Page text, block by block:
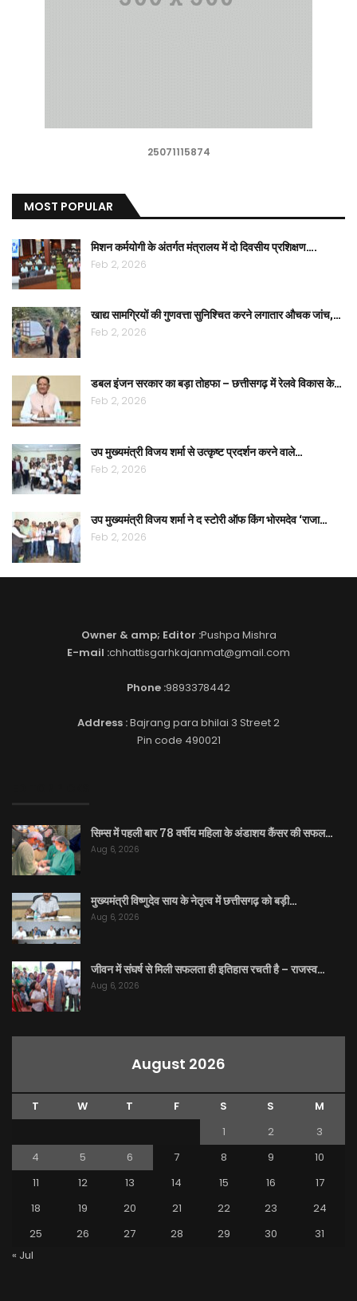
25071115874
MOST POPULAR
मिशन कर्मयोगी के अंतर्गत मंत्रालय में दो दिवसीय प्रशिक्षण….
Feb 2, 2026
खाद्य सामग्रियों की गुणवत्ता सुनिश्चित करने लगातार औचक जांच,…
Feb 2, 2026
डबल इंजन सरकार का बड़ा तोहफा – छत्तीसगढ़ में रेलवे विकास के…
Feb 2, 2026
उप मुख्यमंत्री विजय शर्मा से उत्कृष्ट प्रदर्शन करने वाले…
Feb 2, 2026
उप मुख्यमंत्री विजय शर्मा ने द स्टोरी ऑफ किंग भोरमदेव ‘राजा…
Feb 2, 2026
Owner & amp; Editor :Pushpa Mishra
E-mail :chhattisgarhkajanmat@gmail.com
Phone :9893378442
Address :Bajrang para bhilai 3 Street 2
Pin code 490021
सिम्स में पहली बार 78 वर्षीय महिला के अंडाशय कैंसर की सफल…
Aug 6, 2026
मुख्यमंत्री विष्णुदेव साय के नेतृत्व में छत्तीसगढ़ को बड़ी…
Aug 6, 2026
जीवन में संघर्ष से मिली सफलता ही इतिहास रचती है – राजस्व…
Aug 6, 2026
August 2026
T W T F S S
M
1
2
3
4
5 6 7 8 9
10
11
12 13 14 15 16
17
18
19 20 21 22 23
24
25
26 27 28 29 30
31
« Jul